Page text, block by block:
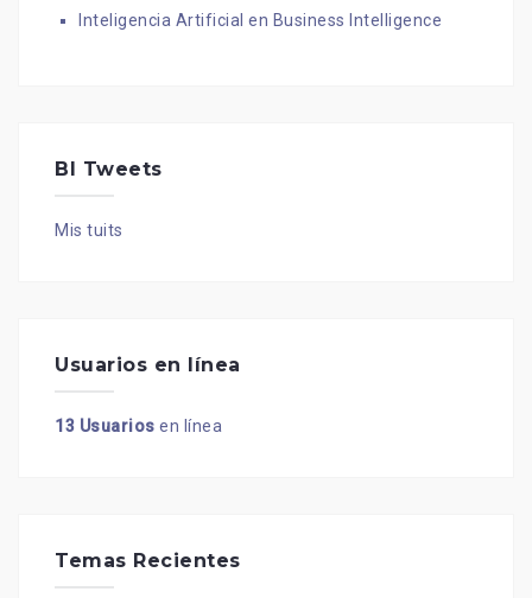
Inteligencia Artificial en Business Intelligence
BI Tweets
Mis tuits
Usuarios en línea
13 Usuarios en línea
Temas Recientes